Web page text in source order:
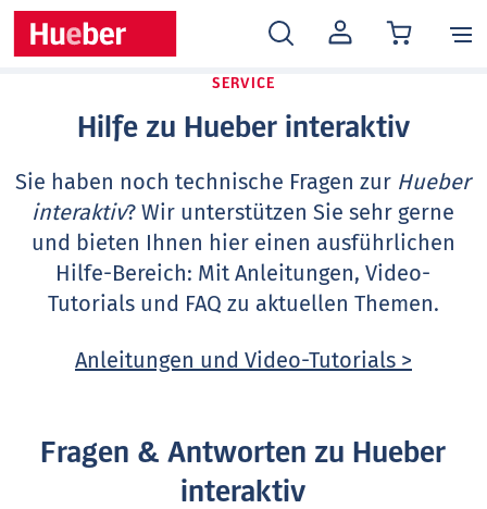
MEIN
KONTO
SERVICE
Hilfe zu Hueber interaktiv
Sie haben noch technische Fragen zur Hueber
interaktiv? Wir unterstützen Sie sehr gerne
und bieten Ihnen hier einen ausführlichen
Hilfe-Bereich: Mit Anleitungen, Video-
Tutorials und FAQ zu aktuellen Themen.
Anleitungen und Video-Tutorials >
Fragen & Antworten zu Hueber
interaktiv